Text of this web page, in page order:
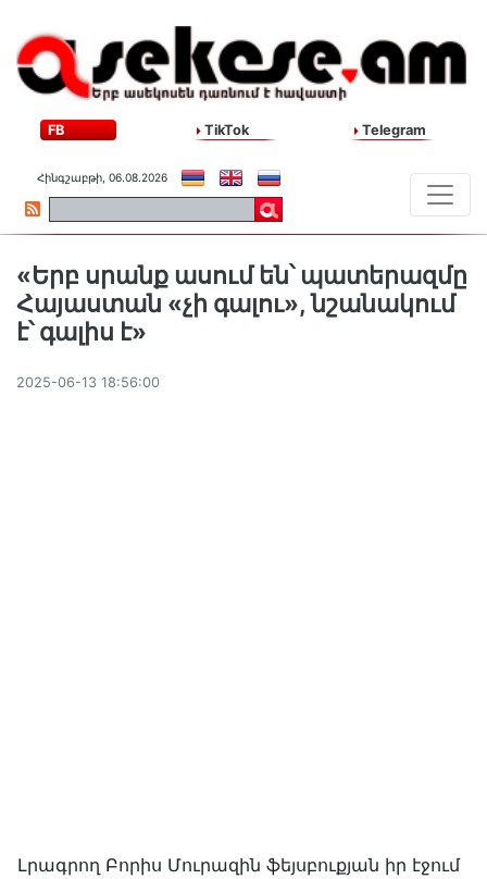
FB TikTok Telegram
Հինգշաբթի, 06.08.2026
«Երբ սրանք ասում են՝ պատերազմը
Հայաստան «չի գալու», նշանակում
է՝ գալիս է»
2025-06-13 18:56:00
Լրագրող Բորիս Մուրազին ֆեյսբուքյան իր էջում